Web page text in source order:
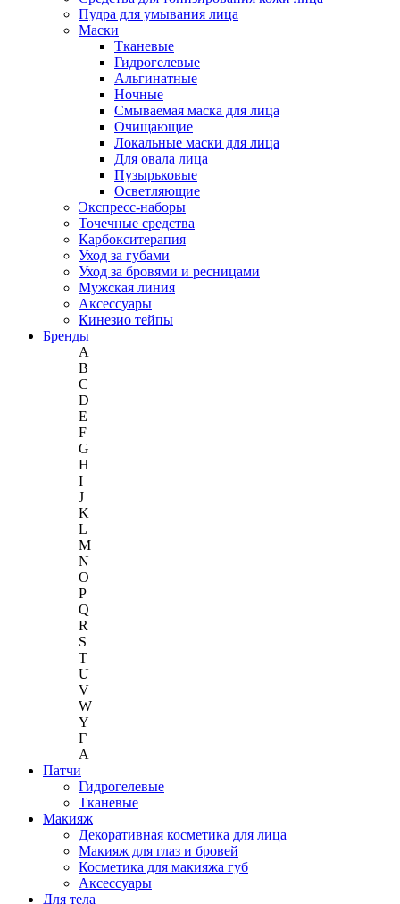
Пудра для умывания лица
Маски
Тканевые
Гидрогелевые
Альгинатные
Ночные
Смываемая маска для лица
Очищающие
Локальные маски для лица
Для овала лица
Пузырьковые
Осветляющие
Экспресс-наборы
Точечные средства
Карбокситерапия
Уход за губами
Уход за бровями и ресницами
Мужская линия
Аксессуары
Кинезио тейпы
Бренды
A
B
C
D
E
F
G
H
I
J
K
L
M
N
O
P
Q
R
S
T
U
V
W
Y
Г
A
Патчи
Гидрогелевые
Тканевые
Макияж
Декоративная косметика для лица
Макияж для глаз и бровей
Косметика для макияжа губ
Аксессуары
Для тела